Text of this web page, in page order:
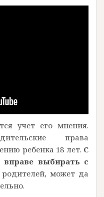
учет его мнения.
права
ребенка 18 лет. С
вправе выбирать с
родителей, может да